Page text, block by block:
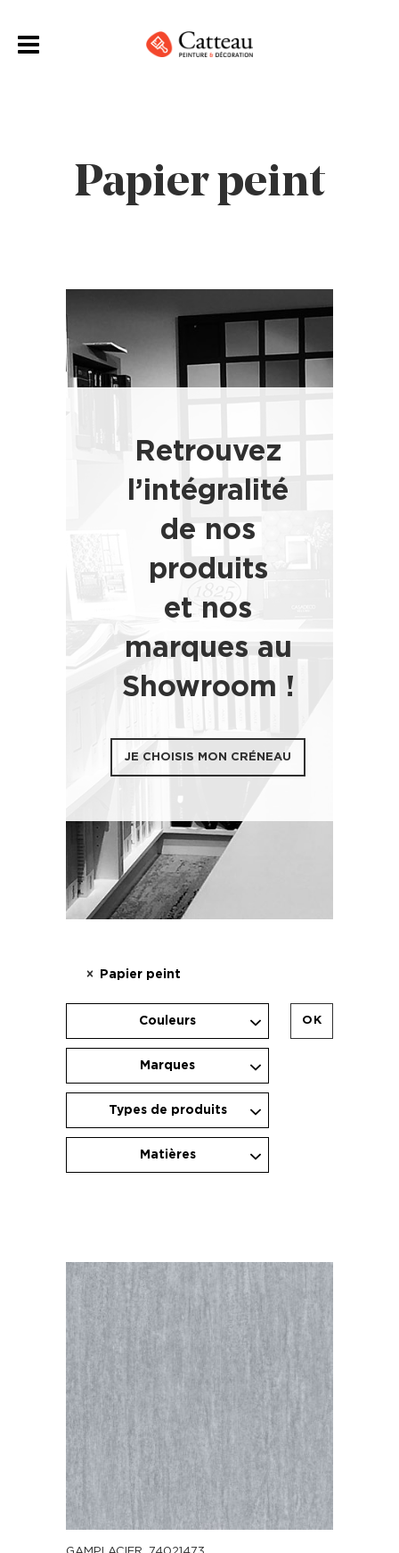
Papier peint
Retrouvez
l’intégralité
de nos
produits
et nos
marques au
Showroom !
JE CHOISIS MON CRÉNEAU
Papier peint
Couleurs
Marques
Types de produits
Matières
OK